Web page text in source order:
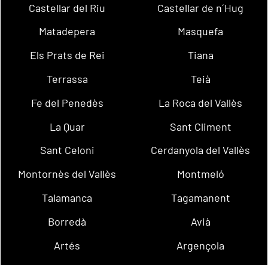
Castellar del Riu
Castellar de n´Hug
Matadepera
Masquefa
Els Prats de Rei
Tiana
Terrassa
Teià
Fe del Penedès
La Roca del Vallès
La Quar
Sant Climent
Sant Celoni
Cerdanyola del Vallès
Montornès del Vallès
Montmeló
Talamanca
Tagamanent
Borredà
Avià
Artés
Argençola